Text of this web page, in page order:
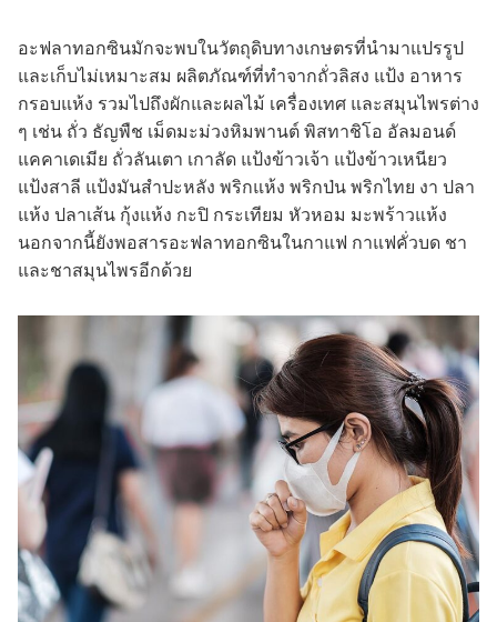
อะฟลาทอกซินมักจะพบในวัตถุดิบทางเกษตรที่นำมาแปรรูป
และเก็บไม่เหมาะสม ผลิตภัณฑ์ที่ทำจากถั่วลิสง แป้ง อาหาร
กรอบแห้ง รวมไปถึงผักและผลไม้ เครื่องเทศ และสมุนไพรต่าง
ๆ เช่น ถั่ว ธัญพืช เม็ดมะม่วงหิมพานต์ พิสทาชิโอ อัลมอนด์
แคคาเดเมีย ถั่วลันเตา เกาลัด แป้งข้าวเจ้า แป้งข้าวเหนียว
แป้งสาลี แป้งมันสำปะหลัง พริกแห้ง พริกป่น พริกไทย งา ปลา
แห้ง ปลาเส้น กุ้งแห้ง กะปิ กระเทียม หัวหอม มะพร้าวแห้ง
นอกจากนี้ยังพอสารอะฟลาทอกซินในกาแฟ กาแฟคั่วบด ชา
และชาสมุนไพรอีกด้วย